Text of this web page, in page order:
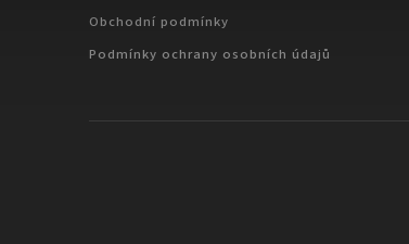
Obchodní podmínky
Podmínky ochrany osobních údajů